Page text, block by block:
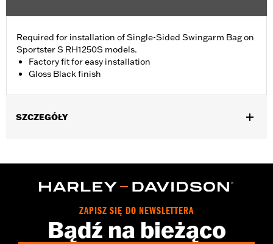
Required for installation of Single-Sided Swingarm Bag on
Sportster S RH1250S models.
Factory fit for easy installation
Gloss Black finish
SZCZEGÓŁY
In the Box: Mounting bracket, hardware and installation
ZAPISZ SIĘ DO NEWSLETTERA
Bądź na bieżąco